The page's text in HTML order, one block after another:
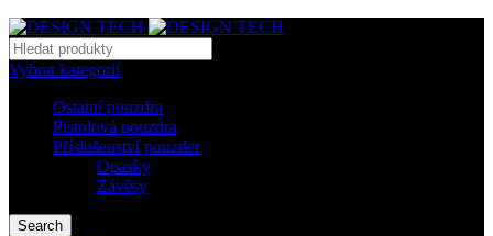
Vybrat kategorii
Ostatní pouzdra
Pistolová pouzdra
Příslušenství pouzder
Opasky
Závěsy
Search